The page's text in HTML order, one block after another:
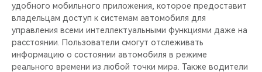
удобного мобильного приложения, которое предоставит
владельцам доступ к системам автомобиля для
управления всеми интеллектуальными функциями даже на
расстоянии. Пользователи смогут отслеживать
информацию о состоянии автомобиля в режиме
реального времени из любой точки мира. Также водители